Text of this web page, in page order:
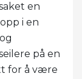
en
i en
på en
for å være